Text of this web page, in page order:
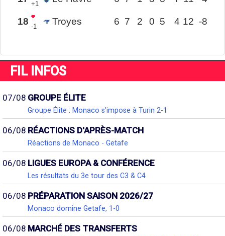
+1
18 -1 Troyes 6 7 2 0 5 4 12 -8
FIL INFOS
07/08 GROUPE ÉLITE
Groupe Élite : Monaco s'impose à Turin 2-1
06/08 RÉACTIONS D'APRÈS-MATCH
Réactions de Monaco - Getafe
06/08 LIGUES EUROPA & CONFÉRENCE
Les résultats du 3e tour des C3 & C4
06/08 PRÉPARATION SAISON 2026/27
Monaco domine Getafe, 1-0
06/08 MARCHÉ DES TRANSFERTS